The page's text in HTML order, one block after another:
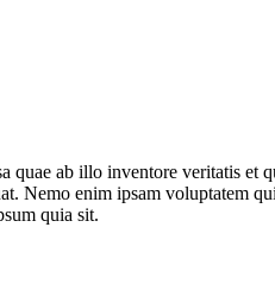
quae ab illo inventore veritatis et
Nemo enim ipsam voluptatem
quia sit.